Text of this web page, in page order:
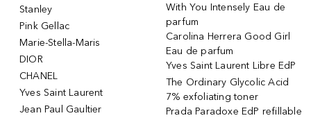
Stanley
Pink Gellac
Marie-Stella-Maris
DIOR
CHANEL
Yves Saint Laurent
Jean Paul Gaultier
With You Intensely Eau de
parfum
Carolina Herrera Good Girl
Eau de parfum
Yves Saint Laurent Libre EdP
The Ordinary Glycolic Acid
7% exfoliating toner
Prada Paradoxe EdP refillable